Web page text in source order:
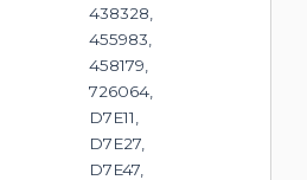
438328,
455983,
458179,
726064,
D7E11,
D7E27,
D7E47,